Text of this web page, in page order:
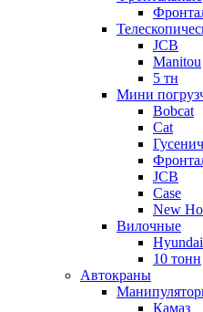
JCB
Manitou
5 тн
Мини
Bobcat
Cat
JCB
Case
New
Вилочные
Hyundai
10 тонн
Автокраны
Камаз